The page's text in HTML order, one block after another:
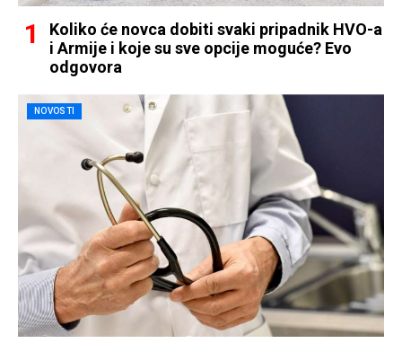
Koliko će novca dobiti svaki pripadnik HVO-a
i Armije i koje su sve opcije moguće? Evo
odgovora
NOVOSTI